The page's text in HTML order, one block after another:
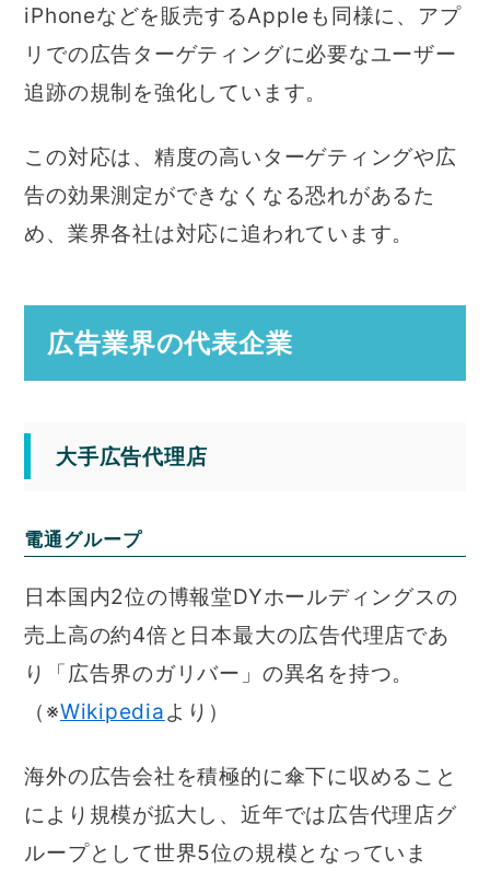
iPhoneなどを販売するAppleも同様に、アプ
リでの広告ターゲティングに必要なユーザー
追跡の規制を強化しています。
この対応は、精度の高いターゲティングや広
告の効果測定ができなくなる恐れがあるた
め、業界各社は対応に追われています。
広告業界の代表企業
大手広告代理店
電通グループ
日本国内2位の博報堂DYホールディングスの
売上高の約4倍と日本最大の広告代理店であ
り「広告界のガリバー」の異名を持つ。
（※Wikipediaより）
海外の広告会社を積極的に傘下に収めること
により規模が拡大し、近年では広告代理店グ
ループとして世界5位の規模となっていま